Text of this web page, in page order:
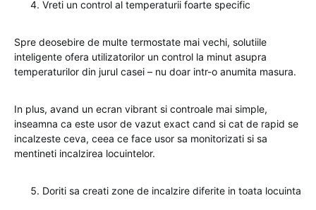
Vreti un control al temperaturii foarte specific
Spre deosebire de multe termostate mai vechi, solutiile
inteligente ofera utilizatorilor un control la minut asupra
temperaturilor din jurul casei – nu doar intr-o anumita masura.
In plus, avand un ecran vibrant si controale mai simple,
inseamna ca este usor de vazut exact cand si cat de rapid se
incalzeste ceva, ceea ce face usor sa monitorizati si sa
mentineti incalzirea locuintelor.
Doriti sa creati zone de incalzire diferite in toata locuinta